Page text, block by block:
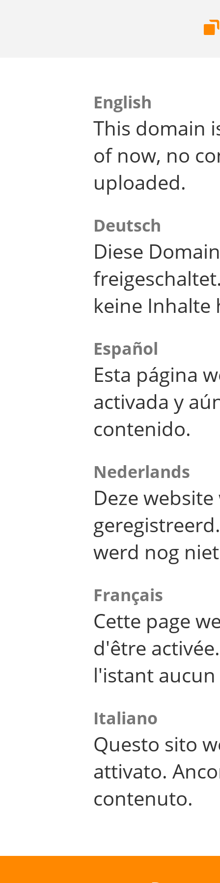
English
This domain
of now, no
uploaded.
Deutsch
Diese
keine Inhalte
Español
Esta página
activada y
contenido.
Nederlands
Deze
werd nog
Français
Cette page
d'être
l'istant
Italiano
Questo sito
attivato.
contenuto.